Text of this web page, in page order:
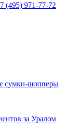
(495) 971-77-72
сумки-шопперы
за Уралом